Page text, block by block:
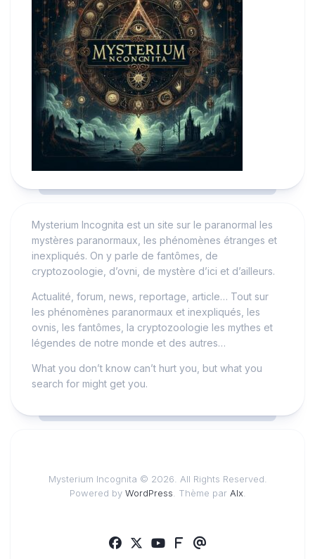
Mysterium Incognita est un site sur le paranormal les
mystères paranormaux, les phénomènes étranges et
inexpliqués. On y parle de fantômes, de
cryptozoologie, d’ovni, de mystère d’ici et d’ailleurs.
Actualité, forum, news, reportage, article… Tout sur
les phénomènes paranormaux et inexpliqués, les
ovnis, les fantômes, la cryptozoologie les mythes et
légendes de notre monde et des autres…
What you don’t know can’t hurt you, but what you
search for might get you.
Mysterium Incognita © 2026. All Rights Reserved.
Powered by WordPress . Thème par Alx